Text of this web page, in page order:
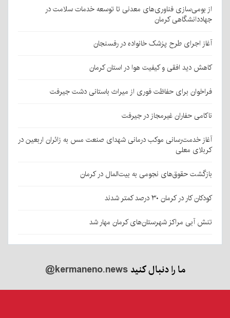
از بومی‌سازی فناوری‌های معدنی تا توسعه خدمات سلامت در
جهاددانشگاهی کرمان
آغاز اجرای طرح پزشک خانواده در رفسنجان
کاهش دید افقی و کیفیت هوا در استان کرمان
فراخوان برای حفاظت فوری از میراث باستانی دشت جیرفت
ناکامی حفاران غیرمجاز در جیرفت
آغاز خدمت‌رسانی موکب درمانی شهدای صنعت مس به زائران اربعین در
کربلای معلی
بازگشت حقوق‌های نجومی به بیت‌المال در کرمان
کودکان کار در کرمان ۳۰ درصد کمتر شدند
تنش آبی مراکز شهرستان‌های کرمان مهار شد
ما را دنبال کنید@kermaneno.news